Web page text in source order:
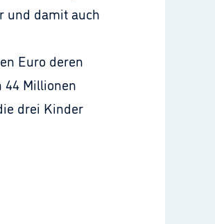
und damit auch
Euro deren
44 Millionen
drei Kinder